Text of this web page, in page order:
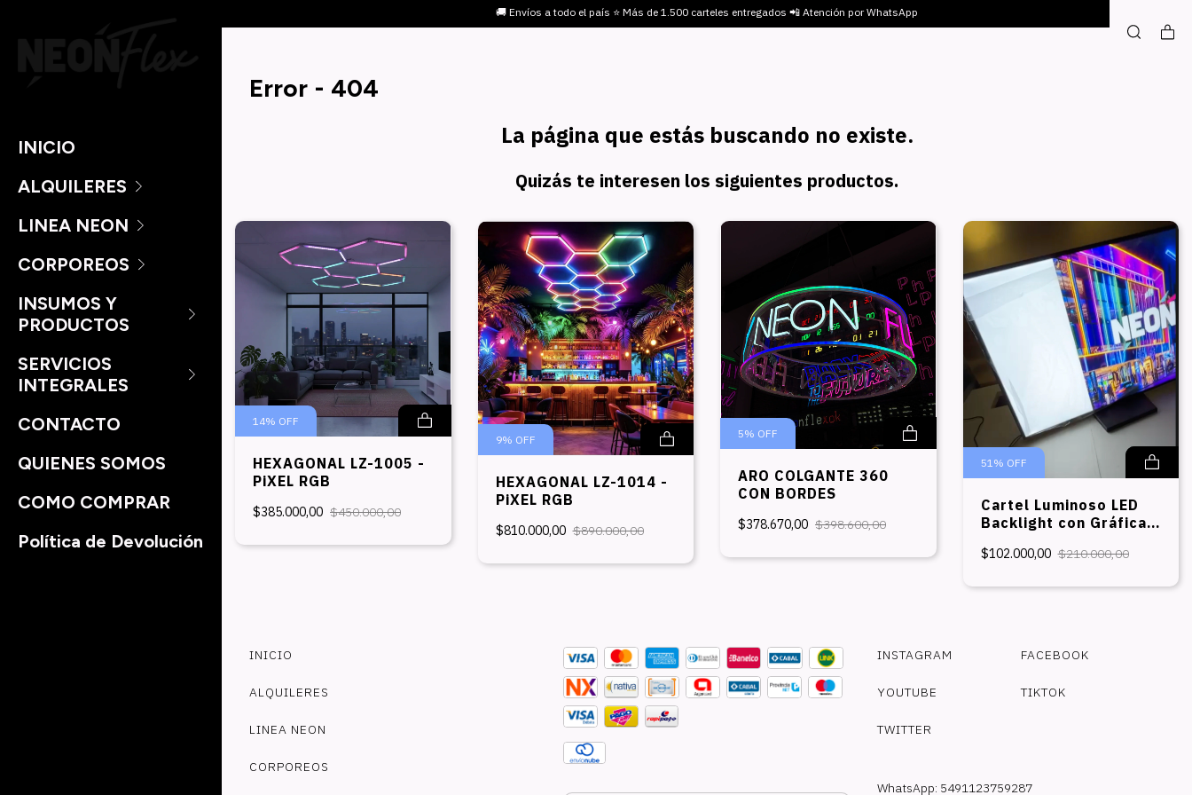
INICIO
ALQUILERES
LINEA NEON
CORPOREOS
INSUMOS Y
PRODUCTOS
SERVICIOS
INTEGRALES
CONTACTO
QUIENES SOMOS
COMO COMPRAR
Política de Devolución
🚚 Envíos a todo el país ⭐ Más de 1.500 carteles entregados 📲 Atención por WhatsApp
Error - 404
La página que estás buscando no existe.
Quizás te interesen los siguientes productos.
14% OFF
HEXAGONAL LZ-1005 -
PiXEL RGB
$385.000,00 $450.000,00
9% OFF
HEXAGONAL LZ-1014 -
PiXEL RGB
$810.000,00 $890.000,00
5% OFF
ARO COLGANTE 360
CON BORDES
$378.670,00 $398.600,00
51% OFF
Cartel Luminoso LED
Backlight con Gráfica
Led
$102.000,00 $210.000,00
INICIO
ALQUILERES
LINEA NEON
CORPOREOS
INSTAGRAM FACEBOOK
YOUTUBE TIKTOK
TWITTER
WhatsApp: 5491123759287